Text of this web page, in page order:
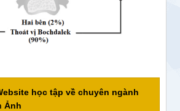
học tập về chuyên ngành
Ảnh